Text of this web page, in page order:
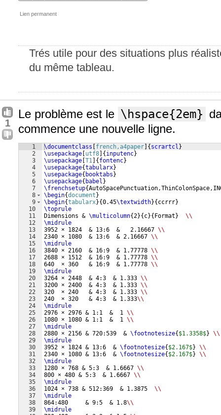
Lien permanent
Trés utile pour des situations plus
du même tableau.
1
Le problème est le \hspace{2em}
commence une nouvelle ligne.
1
2
3
4
5
6
7
8
9
10
11
12
13
14
15
16
17
18
19
20
21
22
23
24
25
26
27
28
29
30
31
32
33
34
35
36
37
38
39
\documentclass french,a4paper { scrartcl }
\usepackage utf8 { inputenc}
\usepackage T1 { fontenc}
\usepackage{tabularx}
\usepackage{ booktabs }
\usepackage{ babel }
\frenchsetup{
\begin{document }
\begin{tabularx}{0.45\textwidth}{ ccrrr}
\toprule
Dimensions & \multicolumn{2}{ c}{ Format }
\\
\midrule
3952 × 1824  & 13:6  &   2.16667 \\
2340 × 1080  & 13:6  & 2.16667 \\
\midrule
3840 × 2160  & 16:9  & 1.77778 \\
2688 × 1512  & 16:9  & 1.77778 \\
640  × 360   & 16:9  & 1.77778 \\
\midrule
3264 × 2448  & 4:3  & 1.333 \\
3200 × 2400  & 4:3  & 1.333 \\
320  × 240   & 4:3  & 1.333 \\
240  × 320   & 4:3  & 1.333\\
\midrule
2976 × 2976 & 1:1  &  1 \\
1080 × 1080 & 1:1  &  1 \\
\midrule
2880 × 2156 & 720:539  & \footnotesize{ $1.3358$} \\
\midrule
3952 × 1824 & 13:6  & \footnotesize{ $2.167$} \\
2340 × 1080 & 13:6  & \footnotesize{ $2.167$} \\
\midrule
1280 × 768 & 5:3  & 1.6667 \\
800 × 480 & 5:3  & 1.6667 \\
\midrule
1024 × 738 & 512:369  & 1.3875 \\
\midrule
864:480     & 9:5  & 1.8\\
\midrule